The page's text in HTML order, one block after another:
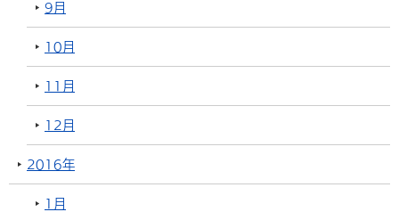
9月
10月
11月
12月
2016年
1月